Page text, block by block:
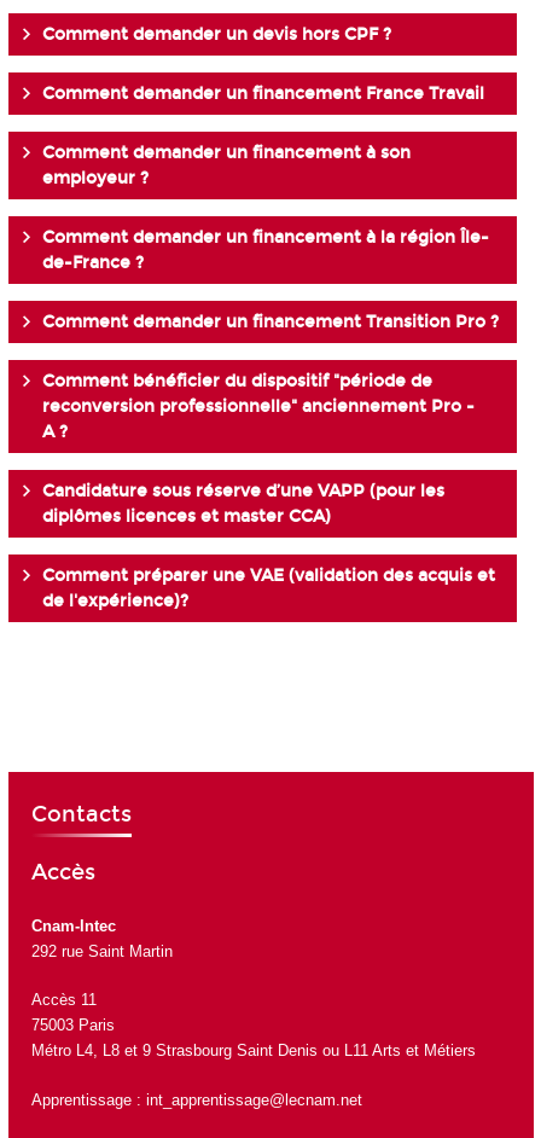
Comment demander un devis hors CPF ?
Comment demander un financement France Travail
Comment demander un financement à son
employeur ?
Comment demander un financement à la région Île-
de-France ?
Comment demander un financement Transition Pro ?
Comment bénéficier du dispositif "période de
reconversion professionnelle" anciennement Pro -
A ?
Candidature sous réserve d’une VAPP (pour les
diplômes licences et master CCA)
Comment préparer une VAE (validation des acquis et
de l'expérience)?
Contacts
Accès
Cnam-Intec
292 rue Saint Martin
Accès 11
75003 Paris
Métro L4, L8 et 9 Strasbourg Saint Denis ou L11 Arts et Métiers
Apprentissage : int_apprentissage@lecnam.net